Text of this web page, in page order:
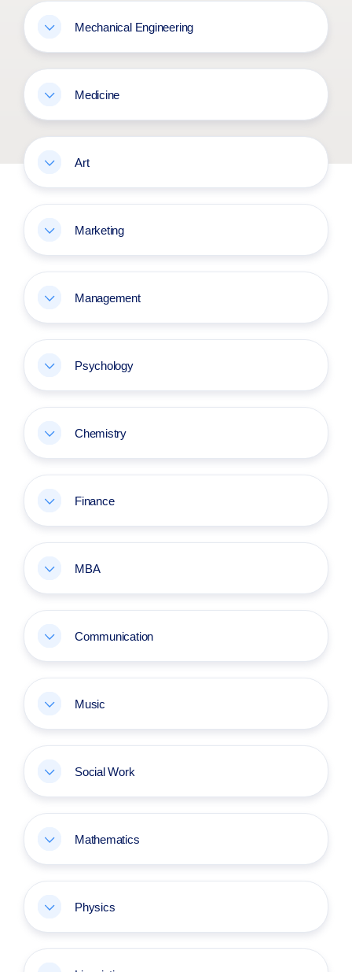
Mechanical Engineering
Medicine
Art
Marketing
Management
Psychology
Chemistry
Finance
MBA
Communication
Music
Social Work
Mathematics
Physics